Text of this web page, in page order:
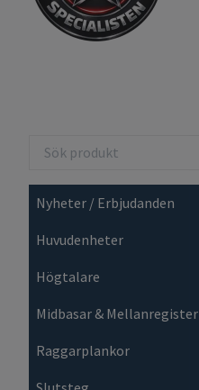
Nyheter / Erbjudanden
Huvudenheter
Högtalare
Midbasar & Mellanregister
Raggarplankor